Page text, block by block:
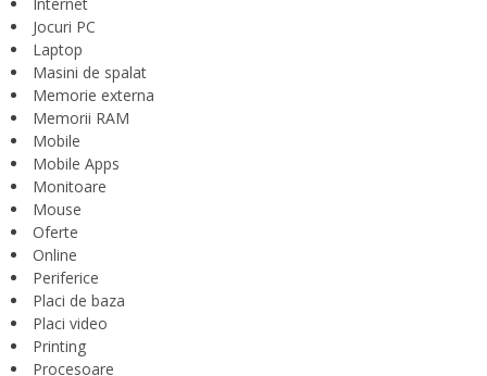
Internet
Jocuri PC
Laptop
Masini de spalat
Memorie externa
Memorii RAM
Mobile
Mobile Apps
Monitoare
Mouse
Oferte
Online
Periferice
Placi de baza
Placi video
Printing
Procesoare